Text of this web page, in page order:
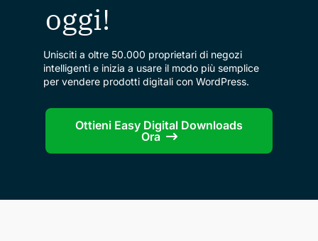
oggi!
Unisciti a oltre 50.000 proprietari di negozi
intelligenti e inizia a usare il modo più semplice
per vendere prodotti digitali con WordPress.
Ottieni Easy Digital Downloads
Ora